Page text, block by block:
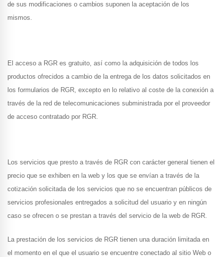
de sus modificaciones o cambios suponen la aceptación de los
mismos.
El acceso a RGR es gratuito, así como la adquisición de todos los
productos ofrecidos a cambio de la entrega de los datos solicitados en
los formularios de RGR, excepto en lo relativo al coste de la conexión a
través de la red de telecomunicaciones subministrada por el proveedor
de acceso contratado por RGR.
Los servicios que presto a través de RGR con carácter general tienen el
precio que se exhiben en la web y los que se envían a través de la
cotización solicitada de los servicios que no se encuentran públicos de
servicios profesionales entregados a solicitud del usuario y en ningún
caso se ofrecen o se prestan a través del servicio de la web de RGR.
La prestación de los servicios de RGR tienen una duración limitada en
el momento en el que el usuario se encuentre conectado al sitio Web o